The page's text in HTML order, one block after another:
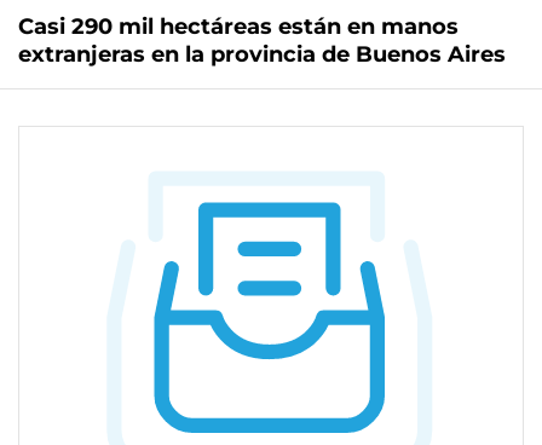
Casi 290 mil hectáreas están en manos
extranjeras en la provincia de Buenos Aires